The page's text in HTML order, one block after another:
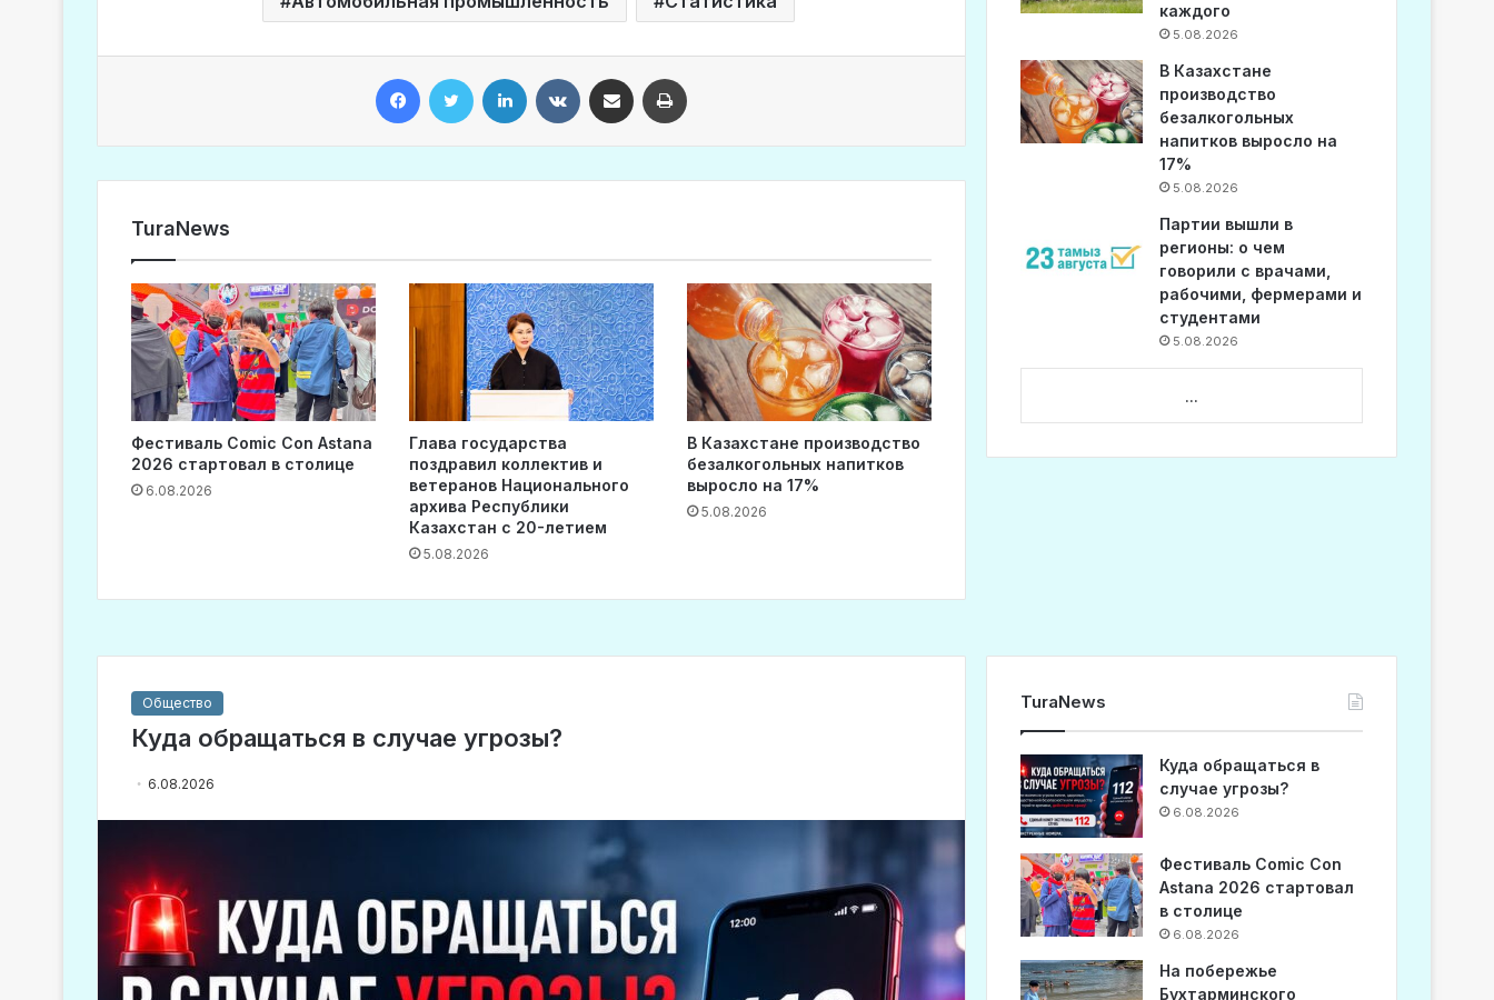
TuraNews
Фестиваль Comic Con Astana
2026 стартовал в столице
6.08.2026
Глава государства
поздравил коллектив и
ветеранов Национального
архива Республики
Казахстан с 20-летием
5.08.2026
В Казахстане производство
безалкогольных напитков
выросло на 17%
5.08.2026
каждого
5.08.2026
В Казахстане
производство
безалкогольных
напитков выросло на
17%
5.08.2026
Партии вышли в
регионы: о чем
говорили с врачами,
рабочими, фермерами и
студентами
5.08.2026
...